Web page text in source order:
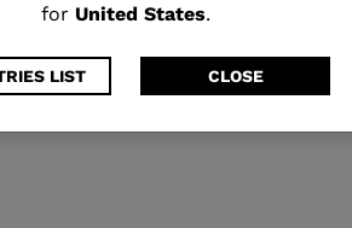
for United States.
LIST CLOSE